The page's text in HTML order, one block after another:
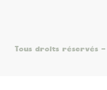
Tous droits réservés